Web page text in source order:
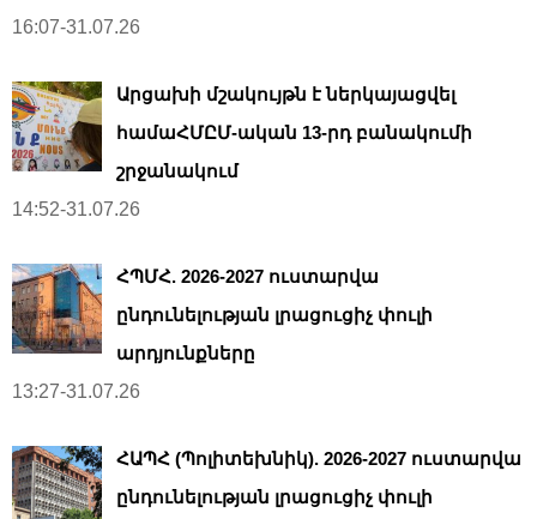
16:07-31.07.26
Արցախի մշակույթն է ներկայացվել
համաՀՄԸՄ-ական 13-րդ բանակումի
շրջանակում
14:52-31.07.26
ՀՊՄՀ. 2026-2027 ուստարվա
ընդունելության լրացուցիչ փուլի
արդյունքները
13:27-31.07.26
ՀԱՊՀ (Պոլիտեխնիկ). 2026-2027 ուստարվա
ընդունելության լրացուցիչ փուլի